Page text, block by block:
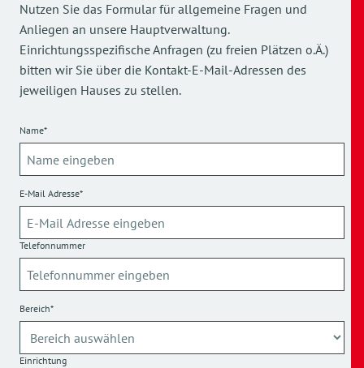
Nutzen Sie das Formular für allgemeine Fragen und
Anliegen an unsere Hauptverwaltung.
Einrichtungsspezifische Anfragen (zu freien Plätzen o.Ä.)
bitten wir Sie über die Kontakt-E-Mail-Adressen des
jeweiligen Hauses zu stellen.
Name*
E-Mail Adresse*
Telefonnummer
Bereich*
Einrichtung